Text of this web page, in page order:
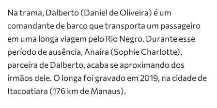
Na trama, Dalberto (Daniel de Oliveira) é um
comandante de barco que transporta um passageiro
em uma longa viagem pelo Rio Negro. Durante esse
período de ausência, Anaíra (Sophie Charlotte),
parceira de Dalberto, acaba se aproximando dos
irmãos dele. O longa foi gravado em 2019, na cidade de
Itacoatiara (176 km de Manaus).